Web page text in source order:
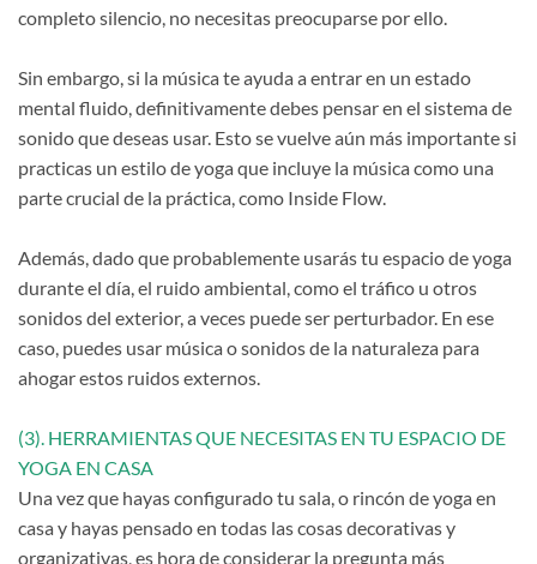
completo silencio, no necesitas preocuparse por ello.
Sin embargo, si la música te ayuda a entrar en un estado
mental fluido, definitivamente debes pensar en el sistema de
sonido que deseas usar. Esto se vuelve aún más importante si
practicas un estilo de yoga que incluye la música como una
parte crucial de la práctica, como Inside Flow.
Además, dado que probablemente usarás tu espacio de yoga
durante el día, el ruido ambiental, como el tráfico u otros
sonidos del exterior, a veces puede ser perturbador. En ese
caso, puedes usar música o sonidos de la naturaleza para
ahogar estos ruidos externos.
(3). HERRAMIENTAS QUE NECESITAS EN TU ESPACIO DE
YOGA EN CASA
Una vez que hayas configurado tu sala, o rincón de yoga en
casa y hayas pensado en todas las cosas decorativas y
organizativas, es hora de considerar la pregunta más